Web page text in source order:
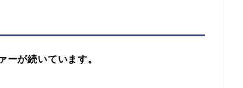
ーが続いています。